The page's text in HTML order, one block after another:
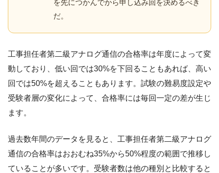
を先につかんでから申し込み回を決めるべき
だ。
工事担任者第二級アナログ通信の合格率は年度によって変
動しており、低い回では30%を下回ることもあれば、高い
回では50%を超えることもあります。試験の難易度設定や
受験者層の変化によって、合格率には毎回一定の差が生じ
ます。
過去数年間のデータを見ると、工事担任者第二級アナログ
通信の合格率はおおむね35%から50%程度の範囲で推移し
ていることが多いです。受験者数は他の種別と比較すると